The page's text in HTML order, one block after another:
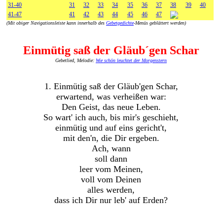
31-40
31 32 33 34 35 36 37 38 39
40
41-47
41 42 43 44 45 46 47
(Mit obiger Navigationsleiste kann innerhalb des Gebetgedichte-Menüs geblättert werden)
Einmütig saß der Gläub´gen Schar
Gebetlied, Melodie: Wie schön leuchtet der Morgenstern
1. Einmütig saß der Gläub'gen Schar,
erwartend, was verheißen war:
Den Geist, das neue Leben.
So wart' ich auch, bis mir's geschieht,
einmütig und auf eins gericht't,
mit den'n, die Dir ergeben.
Ach, wann
soll dann
leer vom Meinen,
voll vom Deinen
alles werden,
dass ich Dir nur leb' auf Erden?